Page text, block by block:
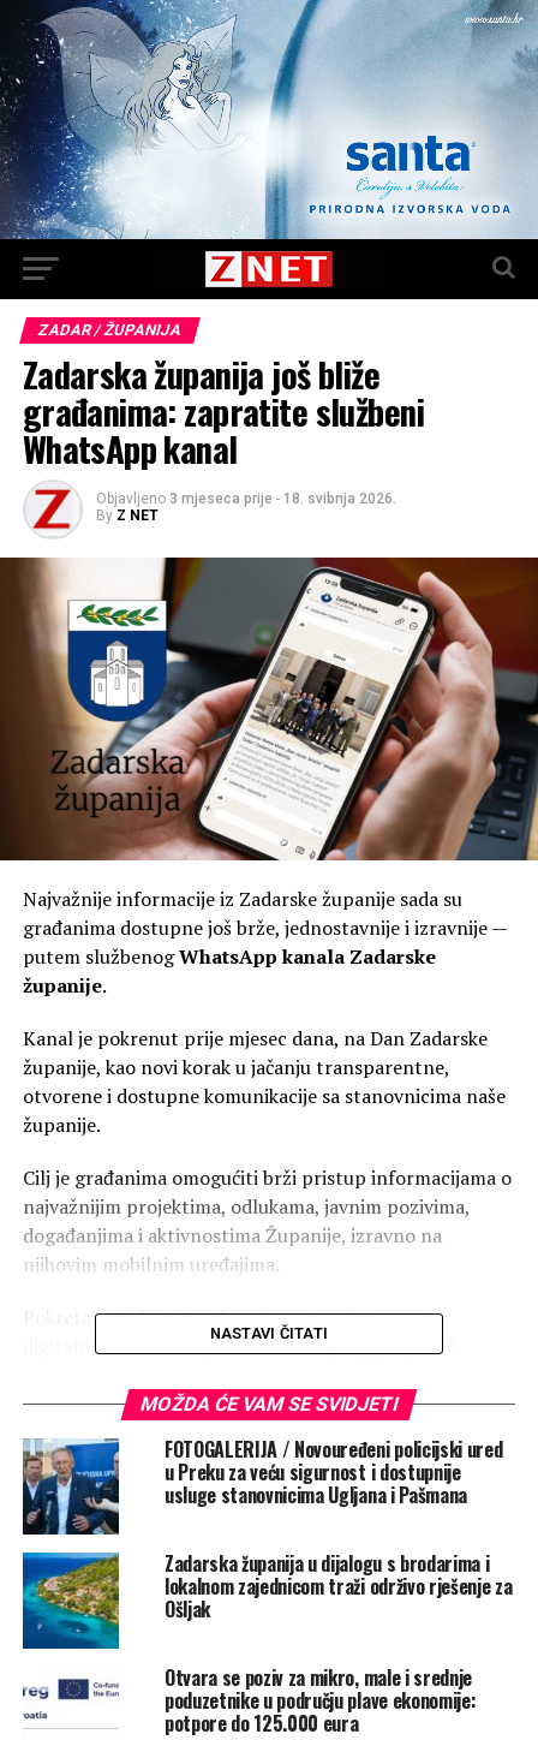
ZADAR / ŽUPANIJA
Zadarska županija još bliže
građanima: zapratite službeni
WhatsApp kanal
Objavljeno 3 mjeseca prije - 18. svibnja 2026.
By Z NET
Najvažnije informacije iz Zadarske županije sada su
građanima dostupne još brže, jednostavnije i izravnije —
putem službenogWhatsApp kanala Zadarske
županije.
Kanal je pokrenut prije mjesec dana, na Dan Zadarske
županije, kao novi korak u jačanju transparentne,
otvorene i dostupne komunikacije sa stanovnicima naše
županije.
Cilj je građanima omogućiti brži pristup informacijama o
najvažnijim projektima, odlukama, javnim pozivima,
događanjima i aktivnostima Županije, izravno na
njihovim mobilnim uređajima.
Pokretanje WhatsApp kanala nastavak je razvoja
digitalne komunikacije Zadarske županije, koja već
mreža. Facebook stranica Zadarske županije ima gotovo
10 tisuća pratitelja, a komunikacija s građanima dodatno
se razvija putem Instagrama i YouTube kanala.
WhatsApp kanal omogućuje jednostavno i pregledno
praćenje najvažnijih informacija, bez potrebe za
pretraživanjem različitih izvora.
Pozivamo sve stanovnike Zadarske županije, kao i sve
zainteresirane za županijske aktivnosti i projekte, da
zaprate službeni WhatsApp kanal i ostanu u tijeku s
najvažnijim informacijama.
NASTAVI ČITATI
MOŽDA ĆE VAM SE SVIDJETI
FOTOGALERIJA / Novouređeni policijski ured
u Preku za veću sigurnost i dostupnije
usluge stanovnicima Ugljana i Pašmana
Zadarska županija u dijalogu s brodarima i
lokalnom zajednicom traži održivo rješenje za
Ošljak
Otvara se poziv za mikro, male i srednje
poduzetnike u području plave ekonomije:
potpore do 125.000 eura